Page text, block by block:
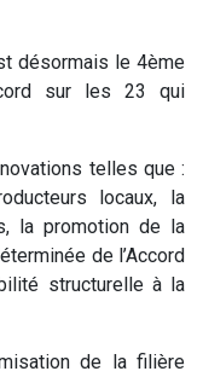
désormais le 4ème
sur les 23 qui
telles que :
locaux, la
la promotion de la
de l’Accord
structurelle à la
de la filière